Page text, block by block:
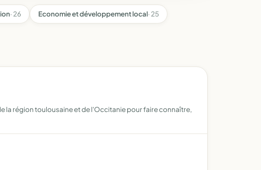
· 26 Economie et développement local· 25
la région toulousaine et de l'Occitanie pour faire connaître,